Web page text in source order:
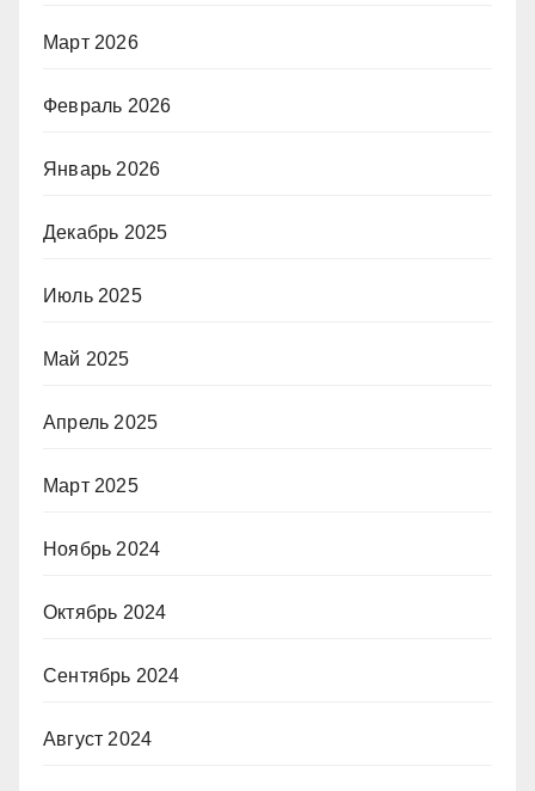
Март 2026
Февраль 2026
Январь 2026
Декабрь 2025
Июль 2025
Май 2025
Апрель 2025
Март 2025
Ноябрь 2024
Октябрь 2024
Сентябрь 2024
Август 2024